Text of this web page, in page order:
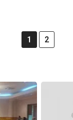
1 2